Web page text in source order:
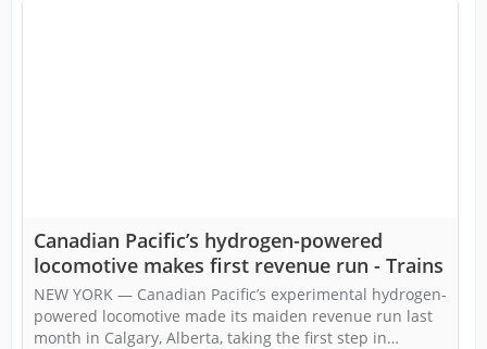
Canadian Pacific’s hydrogen-powered
locomotive makes first revenue run - Trains
NEW YORK — Canadian Pacific’s experimental hydrogen-
powered locomotive made its maiden revenue run last
month in Calgary, Alberta, taking the first step in…